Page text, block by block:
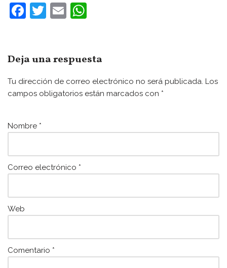
F
e
b
o
k
T
er
E
l
s
A
p
Deja una respuesta
Tu dirección de correo electrónico no será publicada. Los
campos obligatorios están marcados con *
Nombre *
Correo electrónico *
Web
Comentario *